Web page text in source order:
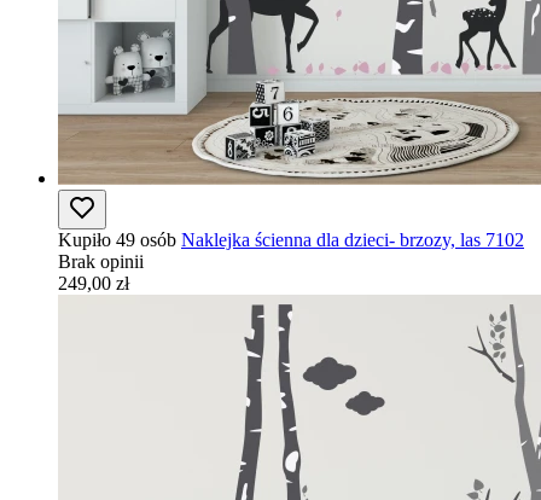
Kupiło 49 osób Naklejka ścienna dla dzieci- brzozy, las 7102
Brak opinii
249,00 zł